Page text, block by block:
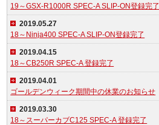
19～GSX-R1000R SPEC-A SLIP-ON登録完了
2019.05.27
18～Ninja400 SPEC-A SLIP-ON登録完了
2019.04.15
18～CB250R SPEC-A 登録完了
2019.04.01
ゴールデンウィーク期間中の休業のお知らせ
2019.03.30
18～スーパーカブC125 SPEC-A 登録完了